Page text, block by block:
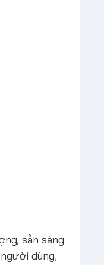
sẵn sàng
dùng,